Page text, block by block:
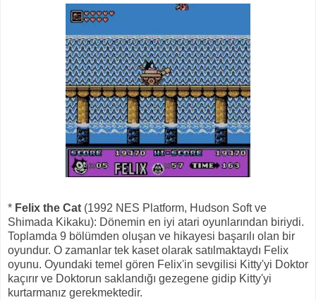
* Felix the Cat (1992 NES Platform, Hudson Soft ve
Shimada Kikaku): Dönemin en iyi atari oyunlarından biriydi.
Toplamda 9 bölümden oluşan ve hikayesi başarılı olan bir
oyundur. O zamanlar tek kaset olarak satılmaktaydı Felix
oyunu. Oyundaki temel gören Felix'in sevgilisi Kitty'yi Doktor
kaçırır ve Doktorun saklandığı gezegene gidip Kitty'yi
kurtarmanız gerekmektedir.